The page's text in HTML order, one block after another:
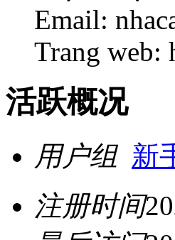
Email:
Trang web:
活跃概况
用户组 新
注册时间